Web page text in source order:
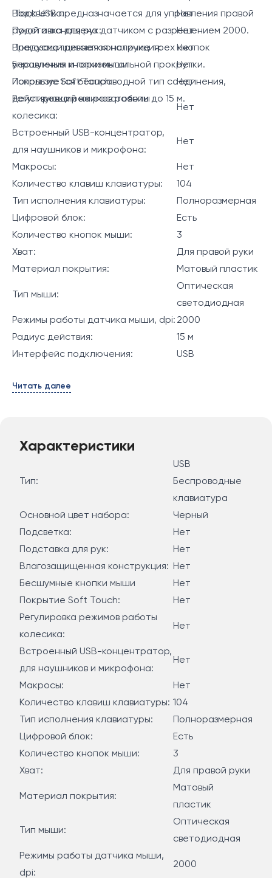
Black USB предназначается для управления правой
рукой и оснащена датчиком с разрешением 2000.
Предусматривается наличие трех кнопок
управления и горизонтальной прокрутки.
Используется беспроводной тип соединения,
действующий на расстоянии до 15 м.
Подсветка:
Нет
Подставка для рук:
Нет
Влагозащищенная конструкция:
Нет
Бесшумные кнопки мыши
Нет
Покрытие Soft Touch:
Нет
Регулировка режимов работы
колесика:
Нет
Встроенный USB-концентратор,
для наушников и микрофона:
Нет
Макросы:
Нет
Количество клавиш клавиатуры:
104
Тип исполнения клавиатуры:
Полноразмерная
Цифровой блок:
Есть
Количество кнопок мыши:
3
Хват:
Для правой руки
Материал покрытия:
Матовый пластик
Тип мыши:
Оптическая
светодиодная
Режимы работы датчика мыши, dpi: 2000
Радиус действия:
15 м
Интерфейс подключения:
USB
Читать далее
Характеристики
Тип:
USB
Беспроводные
клавиатура
Основной цвет набора:
Черный
Подсветка:
Нет
Подставка для рук:
Нет
Влагозащищенная конструкция:
Нет
Бесшумные кнопки мыши
Нет
Покрытие Soft Touch:
Нет
Регулировка режимов работы
колесика:
Нет
Встроенный USB-концентратор,
для наушников и микрофона:
Нет
Макросы:
Нет
Количество клавиш клавиатуры: 104
Тип исполнения клавиатуры:
Полноразмерная
Цифровой блок:
Есть
Количество кнопок мыши:
3
Хват:
Для правой руки
Материал покрытия:
Матовый
пластик
Тип мыши:
Оптическая
светодиодная
Режимы работы датчика мыши,
dpi:
2000